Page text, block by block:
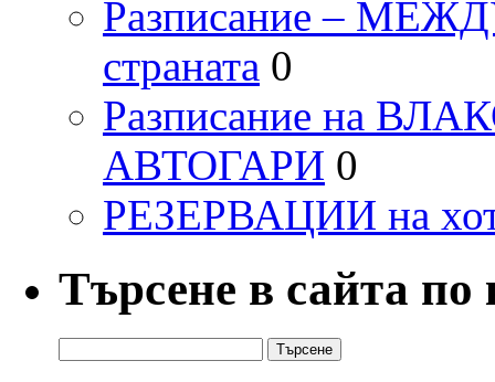
Разписание –
страната 0
Разписание на
АВТОГАРИ 0
РЕЗЕРВАЦИИ на
Търсене в сайта
за: